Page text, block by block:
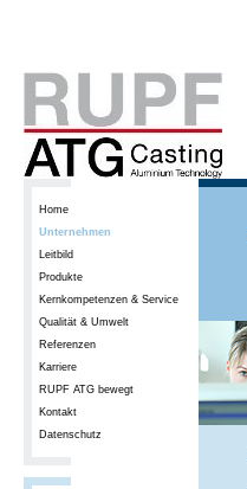
Home
Unternehmen
Leitbild
Produkte
Kernkompetenzen & Service
Qualität & Umwelt
Referenzen
Karriere
RUPF ATG bewegt
Kontakt
Datenschutz